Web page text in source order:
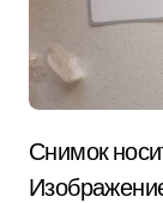
Снимок носит иллюстративный характер.